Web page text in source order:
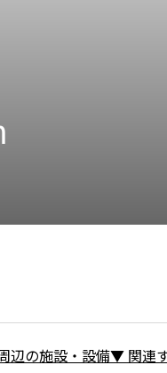
辺の施設・設備▼ 関連